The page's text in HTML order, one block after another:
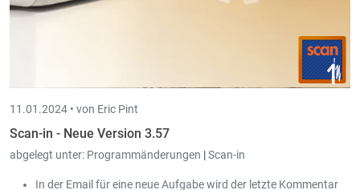
11.01.2024 • von Eric Pint
Scan-in - Neue Version 3.57
abgelegt unter: Programmänderungen |Scan-in
In der Email für eine neue Aufgabe wird der letzte Kommentar